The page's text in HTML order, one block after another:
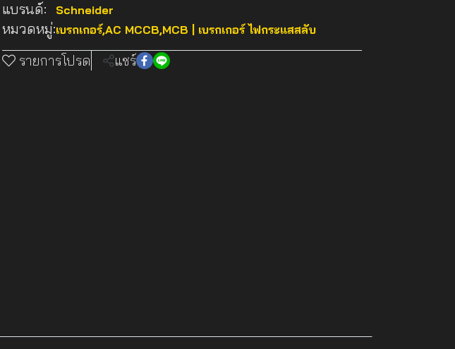
แบรนด์: Schneider
หมวดหมู่:เบรกเกอร์,AC MCCB,MCB | เบรกเกอร์ ไฟกระแสสลับ
รายการโปรด แชร์